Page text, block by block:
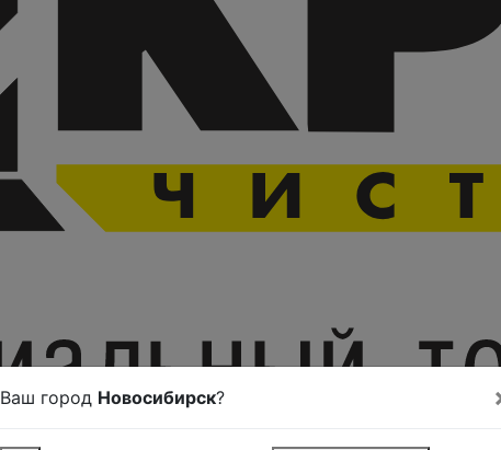
Ваш город Новосибирск?